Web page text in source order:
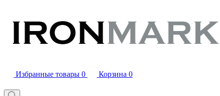
Избранные товары 0 Корзина 0